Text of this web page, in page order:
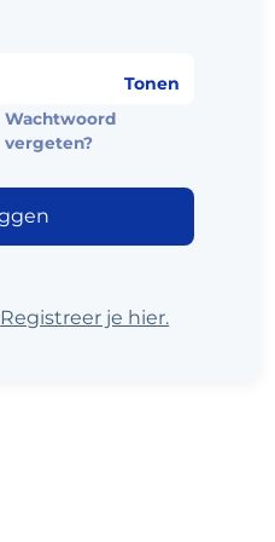
Tonen
Wachtwoord
vergeten?
Registreer je hier.